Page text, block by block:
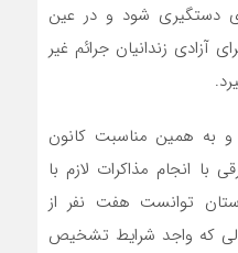
دستگیری شود و در عین
زندانیان جرائم غیر
و به همین مناسبت کانون
با انجام مذاکرات لازم با
توانست هفت نفر از
که واجد شرایط تشخیص